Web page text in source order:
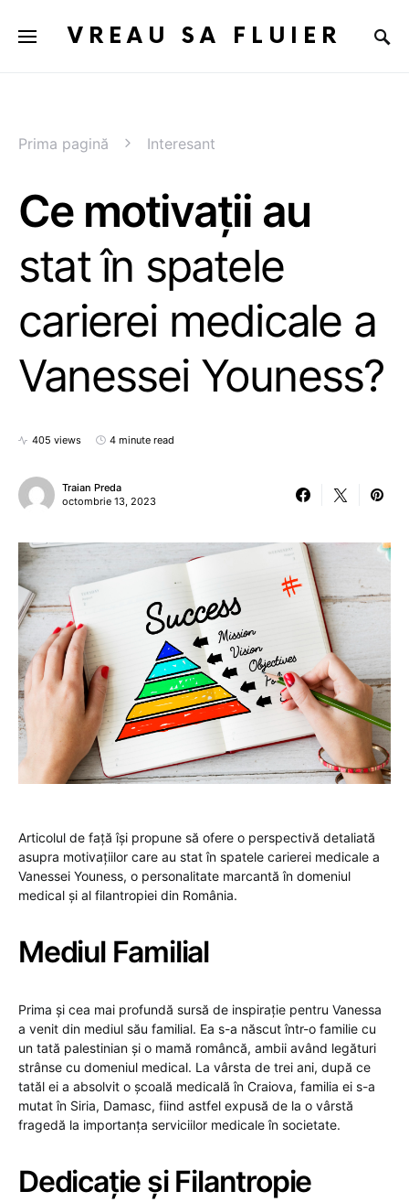
VREAU SA FLUIER
Prima pagină Interesant
Ce motivații au
stat în spatele
carierei medicale a
Vanessei Youness?
405 views 4 minute read
Traian Preda
octombrie 13, 2023
Articolul de față își propune să ofere o perspectivă detaliată
asupra motivațiilor care au stat în spatele carierei medicale a
Vanessei Youness, o personalitate marcantă în domeniul
medical și al filantropiei din România.
Mediul Familial
Prima și cea mai profundă sursă de inspirație pentru Vanessa
a venit din mediul său familial. Ea s-a născut într-o familie cu
un tată palestinian și o mamă româncă, ambii având legături
strânse cu domeniul medical. La vârsta de trei ani, după ce
tatăl ei a absolvit o școală medicală în Craiova, familia ei s-a
mutat în Siria, Damasc, fiind astfel expusă de la o vârstă
fragedă la importanța serviciilor medicale în societate​.
Dedicație și Filantropie